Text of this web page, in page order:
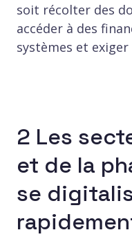
soit récolter des
accéder à des
systèmes et
2 Les
et de la
se